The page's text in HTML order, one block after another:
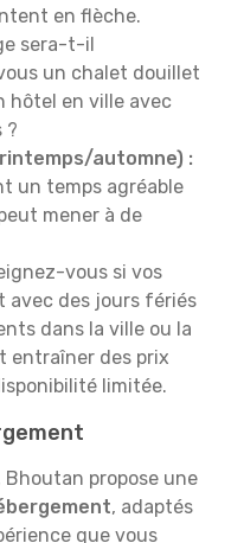
en flèche.
sera-t-il
un chalet douillet
hôtel en ville avec
?
automne) :
un temps agréable
mener à de
vous si vos
avec des jours fériés
dans la ville ou la
entraîner des prix
limitée.
propose une
, adaptés
que vous